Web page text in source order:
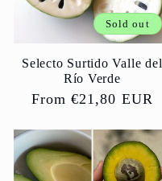
Sold out
Selecto Surtido Valle del
Río Verde
Regular
From €21,80 EUR